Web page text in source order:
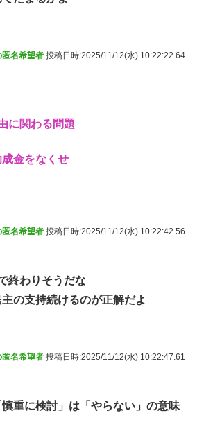
名希望者 投稿日時:2025/11/12(水) 10:22:22.64
に関わる問題
金をなくせ
名希望者 投稿日時:2025/11/12(水) 10:22:42.56
終わりそうだな
の支持続けるのが正解だよ
名希望者 投稿日時:2025/11/12(水) 10:22:47.61
重に検討」は「やらない」の意味